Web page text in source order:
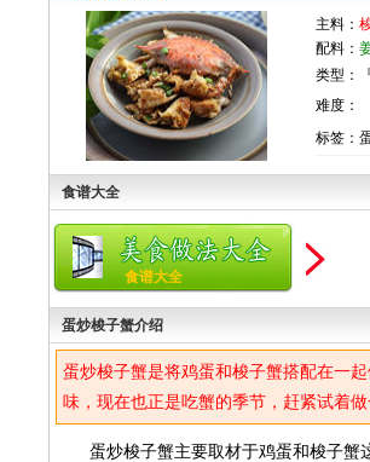
主料：
配料：
类型：
难度：
标签：
食谱大全
食谱大全
蛋炒梭子蟹介绍
蛋炒梭子蟹是将鸡蛋和梭子蟹搭配在一
味，现在也正是吃蟹的季节，赶紧试着
蛋炒梭子蟹主要取材于鸡蛋和梭子蟹